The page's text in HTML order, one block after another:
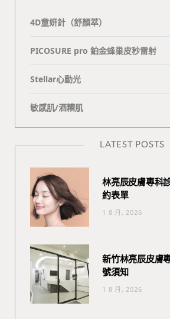
4D童妍針（舒顏萃）
PICOSURE pro 鉑金蜂巢皮秒雷射
Stellar心動光
敏感肌/酒糟肌
LATEST POSTS
林亮辰皮膚專科
約表單
1 8 月, 2026
新竹林亮辰皮膚
號須知
1 8 月, 2026